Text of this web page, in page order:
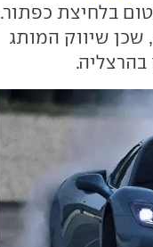
בלחיצת כפתור.
שכן שיווק המותג
בהרצליה.